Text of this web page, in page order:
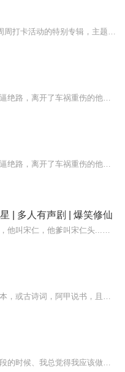
| 多人有声剧 | 爆笑修仙